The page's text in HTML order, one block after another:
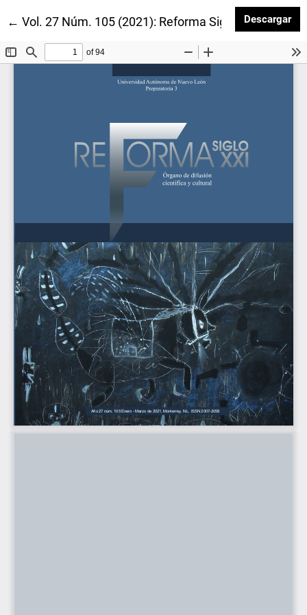
← Volver a los detalles del artículo
Vol. 27 Núm. 105 (2021): Reforma Siglo XXIDescargar